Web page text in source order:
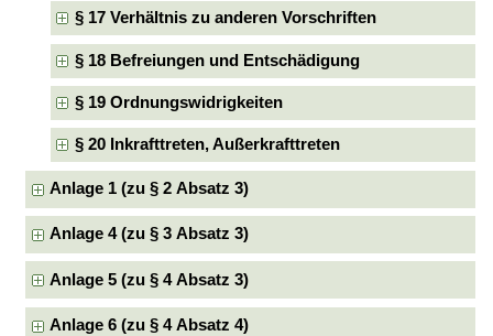
§ 17 Verhältnis zu anderen Vorschriften
§ 18 Befreiungen und Entschädigung
§ 19 Ordnungswidrigkeiten
§ 20 Inkrafttreten, Außerkrafttreten
Anlage 1 (zu § 2 Absatz 3)
Anlage 4 (zu § 3 Absatz 3)
Anlage 5 (zu § 4 Absatz 3)
Anlage 6 (zu § 4 Absatz 4)